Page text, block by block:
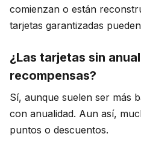
comienzan o están
tarjetas garantizadas
¿Las tarjetas sin
recompensas?
Sí, aunque suelen ser más
con anualidad. Aun así,
puntos o descuentos.